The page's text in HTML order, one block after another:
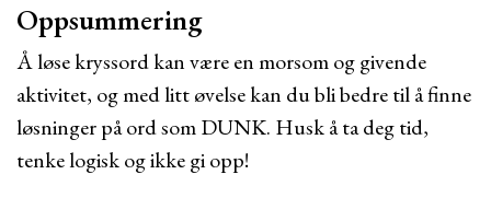
Oppsummering
Å løse kryssord kan være en morsom og givende
aktivitet, og med litt øvelse kan du bli bedre til å finne
løsninger på ord som DUNK. Husk å ta deg tid,
tenke logisk og ikke gi opp!